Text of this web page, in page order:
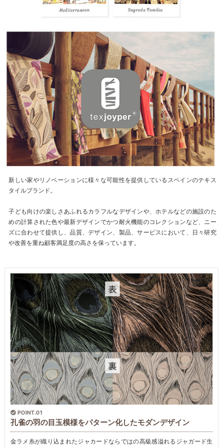
新しい家やリノベーションに様々な可能性を提供しているスペインのテキス
タイルブランド。
子ども向けの楽しさあふれるカラフルなデザインや、ホテルなどの施設のた
めの計算された色や最新デザインでかつ耐火機能のコレクションなど、ニー
ズに合わせて提供し、品質、デザイン、製品、サービスにおいて、日々研究
や改善を重ね顧客満足度の高さを保っています。
POINT.01
孔雀の羽の目玉模様をパターン化したモダンデザイン
金ラメ糸が織り込まれたジャカードならではの高級感溢れるジャガード生